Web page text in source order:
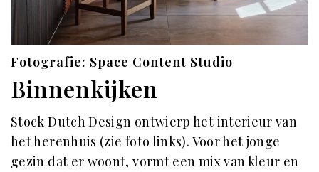
Fotografie: Space Content Studio
Binnenkijken
Stock Dutch Design ontwierp het interieur van
het herenhuis (zie foto links). Voor het jonge
gezin dat er woont, vormt een mix van kleur en